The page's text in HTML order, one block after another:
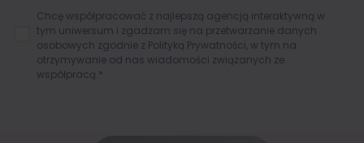
Chcę współpracować z najlepszą agencją interaktywną w
tym uniwersum i zgadzam się na przetwarzanie danych
osobowych zgodnie z Polityką Prywatności , w tym na
otrzymywanie od nas wiadomości związanych ze
współpracą.*